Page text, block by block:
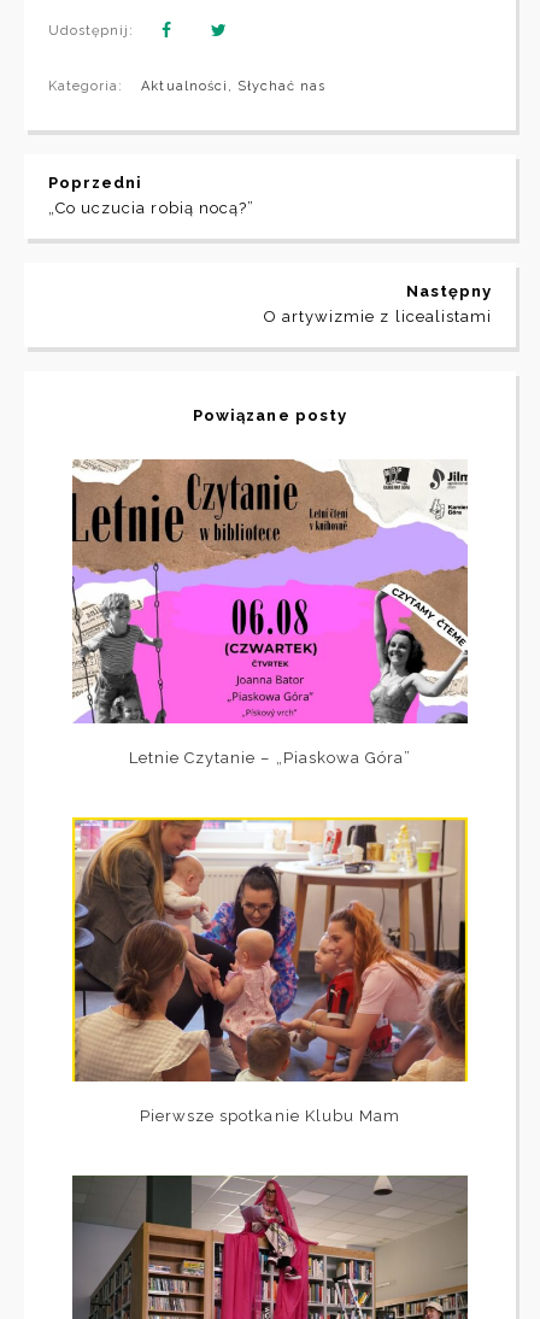
Udostępnij:
Kategoria: Aktualności , Słychać nas
Poprzedni
„Co uczucia robią nocą?”
Następny
O artywizmie z licealistami
Powiązane posty
Letnie Czytanie – „Piaskowa Góra”
Pierwsze spotkanie Klubu Mam